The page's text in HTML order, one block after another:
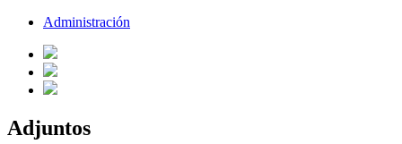
Administración
Adjuntos